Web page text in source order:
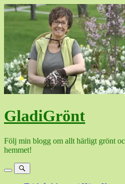
Hoppa
GladiGrönt
Följ min blogg om allt härligt grönt
hemmet!
MenySök